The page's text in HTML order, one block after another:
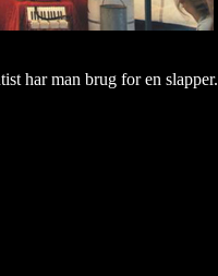
har man brug for en slapper.